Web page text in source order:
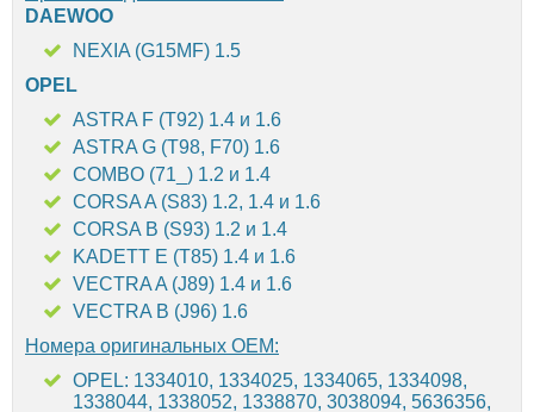
DAEWOO
NEXIA (G15MF) 1.5
OPEL
ASTRA F (T92) 1.4 и 1.6
ASTRA G (T98, F70) 1.6
COMBO (71_) 1.2 и 1.4
CORSA A (S83) 1.2, 1.4 и 1.6
CORSA B (S93) 1.2 и 1.4
KADETT E (T85) 1.4 и 1.6
VECTRA A (J89) 1.4 и 1.6
VECTRA B (J96) 1.6
Номера оригинальных OEM:
OPEL: 1334010, 1334025, 1334065, 1334098,
1338044, 1338052, 1338870, 3038094, 5636356,